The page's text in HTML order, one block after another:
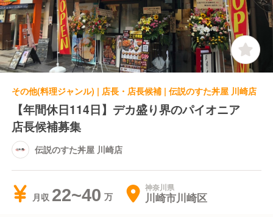
その他(料理ジャンル) | 店長・店長候補 | 伝説のすた丼屋 川崎店
【年間休日114日】デカ盛り界のパイオニア
店長候補募集
伝説のすた丼屋 川崎店
月収 22~40 神奈川県
川崎市川崎区